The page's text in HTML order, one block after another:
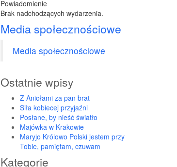
Powiadomienie
Brak nadchodzących wydarzenia.
Media społecznościowe
Media społecznościowe
Ostatnie wpisy
Z Aniołami za pan brat
Siła kobiecej przyjaźni
Posłane, by nieść światło
Majówka w Krakowie
Maryjo Królowo Polski jestem przy
Tobie, pamiętam, czuwam
Kategorie